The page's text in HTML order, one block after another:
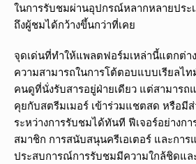
ในการรับชมผ่านอุปกรณ์หลากหลายประ
ถึงผู้ชมได้กว้างขึ้นกว่าที่เคย
จุดเด่นที่ทำให้แพลตฟอร์มเหล่านี้แตกต่า
ความสามารถในการโต้ตอบแบบเรียลไ
คนดูที่นั่งรับสารอยู่ฝ่ายเดียว แต่สามารถ
คุยกับสตรีมเมอร์ เข้าร่วมแชตสด หรือมี
ระหว่างการรับชมได้ทันที ฟีเจอร์อย่างก
สมาชิก การสนับสนุนครีเอเตอร์ และกา
ประสบการณ์การรับชมมีความใกล้ชิดแ